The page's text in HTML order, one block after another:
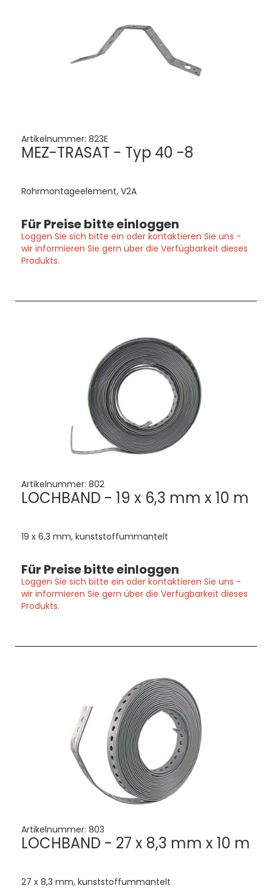
Artikelnummer: 823E
MEZ-TRASAT - Typ 40 -8
Rohrmontageelement, V2A
Für Preise bitte einloggen
Loggen Sie sich bitte ein oder kontaktieren Sie uns -
wir informieren Sie gern über die Verfügbarkeit dieses
Produkts.
Artikelnummer: 802
LOCHBAND - 19 x 6,3 mm x 10 m
19 x 6,3 mm, kunststoffummantelt
Für Preise bitte einloggen
Loggen Sie sich bitte ein oder kontaktieren Sie uns -
wir informieren Sie gern über die Verfügbarkeit dieses
Produkts.
Artikelnummer: 803
LOCHBAND - 27 x 8,3 mm x 10 m
27 x 8,3 mm, kunststoffummantelt